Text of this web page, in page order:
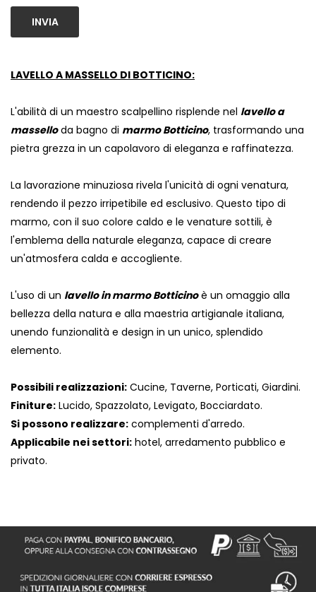
INVIA
LAVELLO A MASSELLO DI BOTTICINO:
L'abilità di un maestro scalpellino risplende nel lavello a
masselloda bagno di marmo Botticino, trasformando una
pietra grezza in un capolavoro di eleganza e raffinatezza.
La lavorazione minuziosa rivela l'unicità di ogni venatura,
rendendo il pezzo irripetibile ed esclusivo. Questo tipo di
marmo, con il suo colore caldo e le venature sottili, è
l'emblema della naturale eleganza, capace di creare
un'atmosfera calda e accogliente.
L'uso di un lavello in marmo Botticinoè un omaggio alla
bellezza della natura e alla maestria artigianale italiana,
unendo funzionalità e design in un unico, splendido
elemento.
Possibili realizzazioni: Cucine, Taverne, Porticati, Giardini.
Finiture: Lucido, Spazzolato, Levigato, Bocciardato.
Si possono realizzare: complementi d'arredo.
Applicabile nei settori: hotel, arredamento pubblico e
privato.